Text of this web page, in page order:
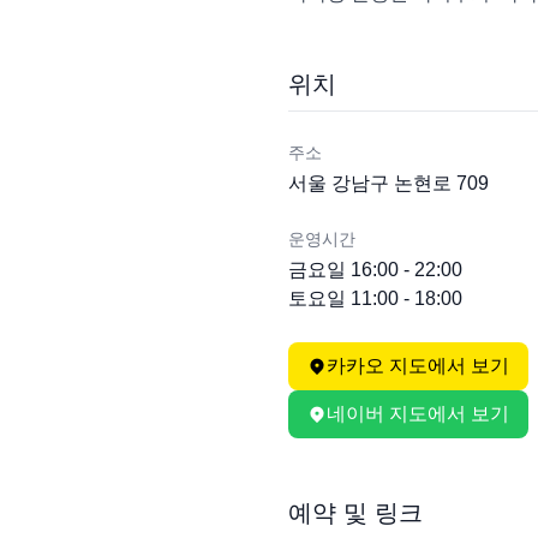
위치
주소
서울 강남구 논현로 709
운영시간
금요일 16:00 - 22:00
토요일 11:00 - 18:00
카카오 지도에서 보기
네이버 지도에서 보기
예약 및 링크